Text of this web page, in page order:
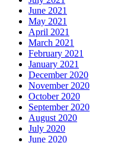
June 2021
May 2021
April 2021
March 2021
February 2021
January 2021
December 2020
November 2020
October 2020
September 2020
August 2020
July 2020
June 2020